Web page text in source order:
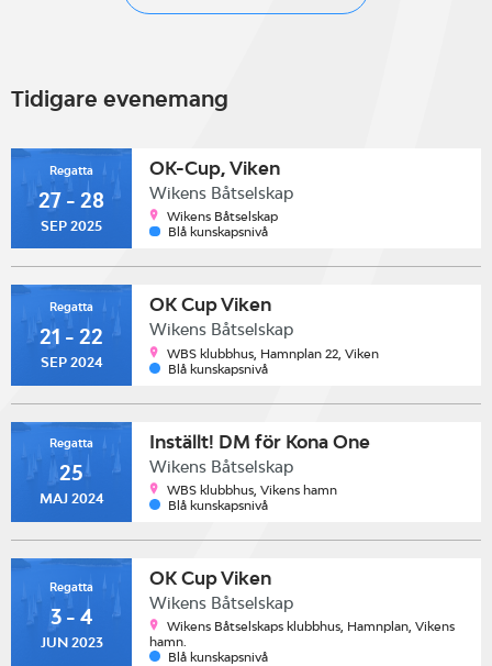
Tidigare evenemang
Regatta
27 - 28
SEP 2025
OK-Cup, Viken
Wikens Båtselskap
Wikens Båtselskap
Blå kunskapsnivå
Regatta
21 - 22
SEP 2024
OK Cup Viken
Wikens Båtselskap
WBS klubbhus, Hamnplan 22, Viken
Blå kunskapsnivå
Regatta
25
MAJ 2024
Inställt! DM för Kona One
Wikens Båtselskap
WBS klubbhus, Vikens hamn
Blå kunskapsnivå
Regatta
3 - 4
JUN 2023
OK Cup Viken
Wikens Båtselskap
Wikens Båtselskaps klubbhus, Hamnplan, Vikens
hamn.
Blå kunskapsnivå